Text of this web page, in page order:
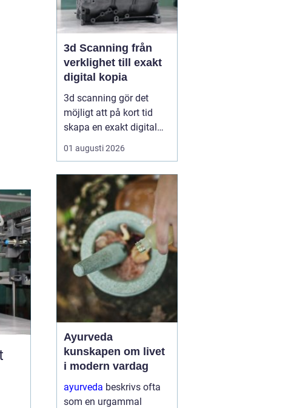
3d Scanning från
verklighet till exakt
digital kopia
3d scanning gör det
möjligt att på kort tid
skapa en exakt digital
kopia av nästan vad
som helst: en liten detalj,
eller en hel fabrik.
Tekniken används i dag
inom industri, bygg,
fastigheter, kulturarv och
infrastruktur för at...
01 augusti 2026
Ayurveda
kunskapen om livet
i modern vardag
ayurveda beskrivs ofta
som en urgammal